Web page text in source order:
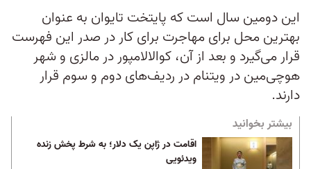
این دومین سال است که پایتخت تایوان به عنوان
بهترین محل برای مهاجرت برای کار در صدر این فهرست
قرار می‌گیرد و بعد از آن، کوالالامپور در مالزی و شهر
هوچی‌مین در ویتنام در ردیف‌های دوم و سوم قرار
دارند.
بیشتر بخوانید
اقامت در ژاپن یک دلار؛ به شرط پخش زنده
ویدئویی